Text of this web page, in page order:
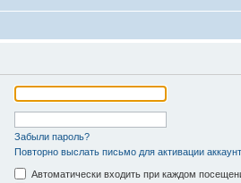
Забыли пароль?
Повторно выслать письмо для активации
Автоматически входить при каждом